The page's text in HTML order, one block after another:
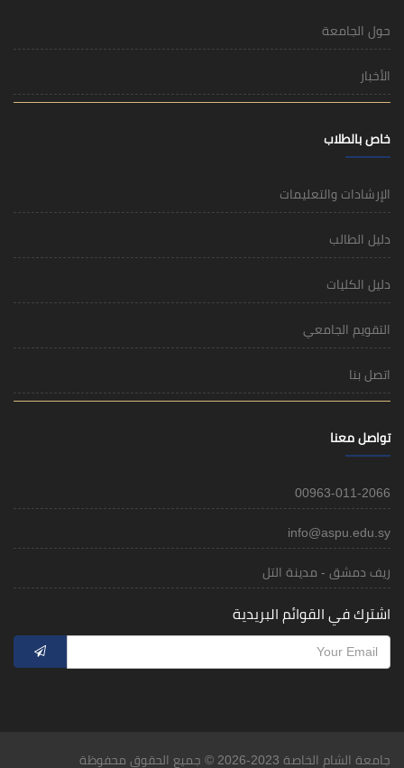
حول الجامعة
الأخبار
خاص بالطلاب
الإرشادات والتعليمات
دليل الطالب
دليل الكليات
التقويم الجامعي
اتصل بنا
تواصل معنا
00963-011-2066
info@aspu.edu.sy
ريف دمشق - مدينة التل
اشترك في القوائم البريدية
جامعة الشام الخاصة 2023-2026 © جميع الحقوق محفوظة